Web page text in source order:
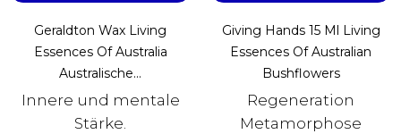
Geraldton Wax Living
Essences Of Australia
Australische...
Innere und mentale
Stärke.
Giving Hands 15 Ml Living
Essences Of Australian
Bushflowers
Regeneration
Metamorphose